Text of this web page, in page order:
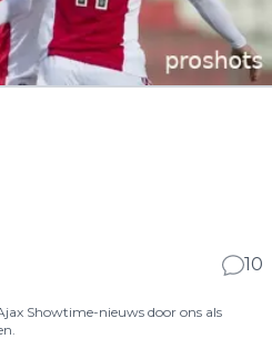
10
Showtime-nieuws door ons als